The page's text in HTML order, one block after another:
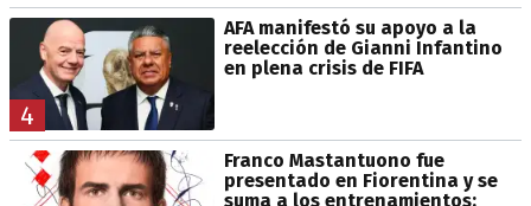
4
AFA manifestó su apoyo a la
reelección de Gianni Infantino
en plena crisis de FIFA
Franco Mastantuono fue
presentado en Fiorentina y se
suma a los entrenamientos: